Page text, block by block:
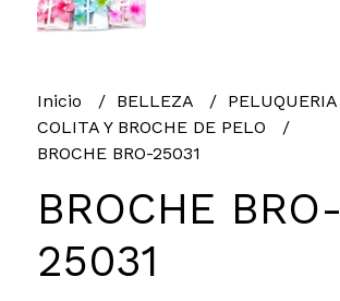
Inicio BELLEZA
PELUQUERIA
COLITA Y BROCHE DE PELO
BROCHE BRO-25031
BROCHE BRO-
25031